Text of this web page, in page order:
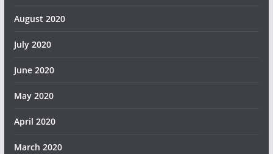
August 2020
July 2020
June 2020
May 2020
April 2020
March 2020